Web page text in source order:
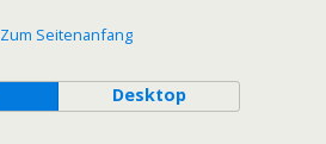
Zum Seitenanfang
Desktop